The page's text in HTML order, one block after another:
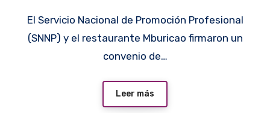
El Servicio Nacional de Promoción Profesional
(SNNP) y el restaurante Mburicao firmaron un
convenio de…
Leer más